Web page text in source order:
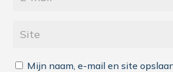
Mijn naam, e-mail en site